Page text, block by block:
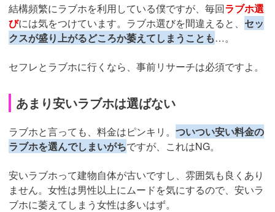
結構頻繁にラブホを利用している僕ですが、毎回ラブホ選
びには気をつけています。ラブホ選びを間違えると、 セッ
クスが盛り上がるどころか萎えてしまうことも…。
セフレとラブホに行くなら、事前リサーチは必須ですよ。
あまり安いラブホは選ばない
ラブホと言っても、料金はピンキリ。 ついつい安い料金の
ラブホを選んでしまいがちですが、これはNG。
安いラブホって建物自体が古いですし、雰囲気も良くあり
ません。女性は男性以上にムードを気にするので、安いラ
ブホに萎えてしまう女性は多いはず。